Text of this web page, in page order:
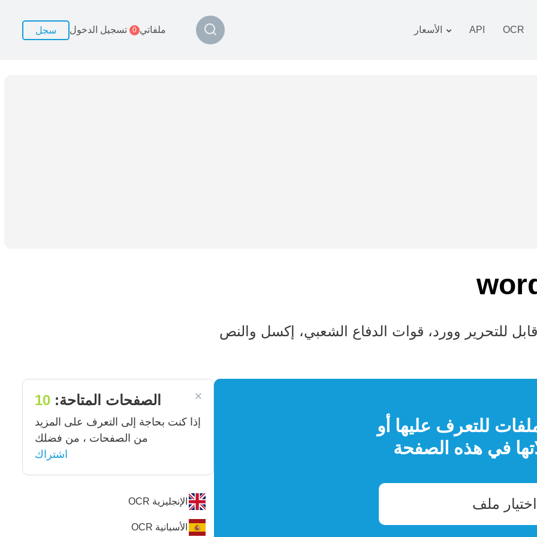
OCR
API الأسعار ملفاتي 0 تسجيل الدخول سجل
للتحرير وورد، قوات الدفاع الشعبي، إكسل والنص
للتعرف عليها أو
في هذه الصفحة
اختيار ملف
الصفحات المتاحة: 10
إذا كنت بحاجة إلى التعرف على المزيد
من الصفحات ، من فضلك
اشتراك
الإنجليزية
الأسبانية